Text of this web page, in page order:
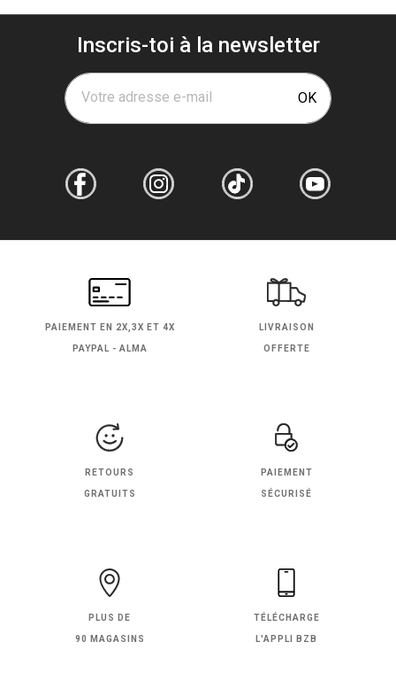
Inscris-toi à la newsletter
Votre adresse e-mail OK
PAIEMENT EN 2X,3X ET 4X
PAYPAL - ALMA
LIVRAISON
OFFERTE
RETOURS
GRATUITS
PAIEMENT
SÉCURISÉ
PLUS DE
90 MAGASINS
TÉLÉCHARGE
L'APPLI BZB